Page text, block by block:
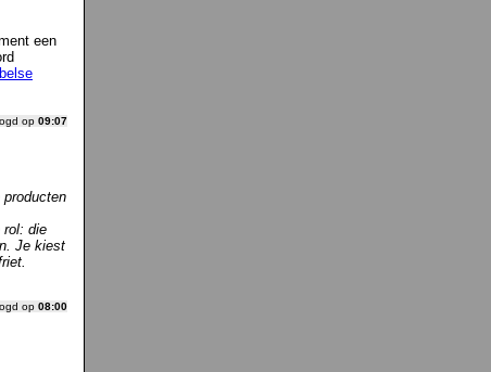
een
op 09:07
producten
rol: die
Je kiest
op 08:00